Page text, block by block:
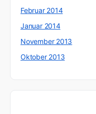
Februar 2014
Januar 2014
November 2013
Oktober 2013